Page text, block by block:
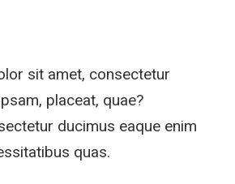
sit amet, consectetur
placeat, quae?
ducimus eaque enim
quas.